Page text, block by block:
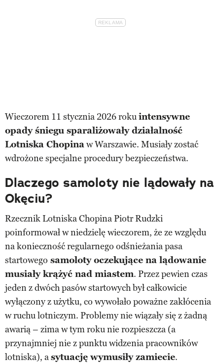
Wieczorem 11 stycznia 2026 rokuintensywne
opady śniegu sparaliżowały działalność
Lotniska Chopinaw Warszawie. Musiały zostać
wdrożone specjalne procedury bezpieczeństwa.
Dlaczego samoloty nie lądowały na
Okęciu?
Rzecznik Lotniska Chopina Piotr Rudzki
poinformował w niedzielę wieczorem, że ze względu
na konieczność regularnego odśnieżania pasa
startowego samoloty oczekujące na lądowanie
musiały krążyć nad miastem. Przez pewien czas
jeden z dwóch pasów startowych był całkowicie
wyłączony z użytku, co wywołało poważne zakłócenia
w ruchu lotniczym. Problemy nie wiązały się z żadną
awarią – zima w tym roku nie rozpieszcza (a
przynajmniej nie z punktu widzenia pracowników
lotniska), asytuację wymusiły zamiecie.